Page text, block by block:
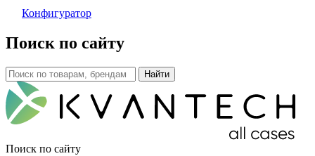
Конфигуратор
Поиск по сайту
Поиск по сайту